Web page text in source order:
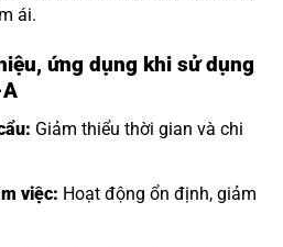
ái.
ứng dụng khi sử dụng
Giảm thiểu thời gian và chi
việc: Hoạt động ổn định, giảm